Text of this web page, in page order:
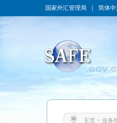
国家外汇管理局 简体中
主页> 业务